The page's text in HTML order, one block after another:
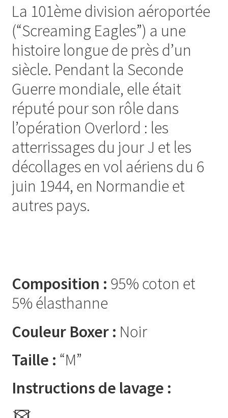
La 101ème division aéroportée
(“Screaming Eagles”) a une
histoire longue de près d’un
siècle. Pendant la Seconde
Guerre mondiale, elle était
réputé pour son rôle dans
l’opération Overlord : les
atterrissages du jour J et les
décollages en vol aériens du 6
juin 1944, en Normandie et
autres pays.
Composition : 95% coton et
5% élasthanne
Couleur Boxer : Noir
Taille : “M”
Instructions de lavage :